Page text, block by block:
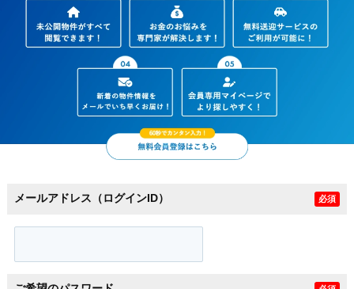
メールアドレス（ログインID） 必須